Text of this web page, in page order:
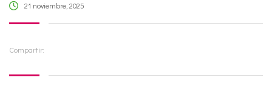
21 noviembre, 2025
Compartir: